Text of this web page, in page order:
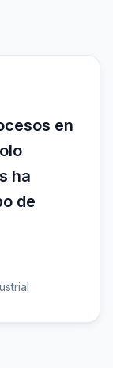
en
ha
de